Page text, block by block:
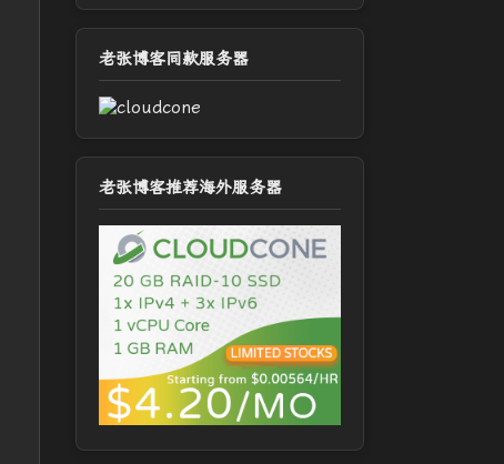
老张博客同款服务器
老张博客推荐海外服务器